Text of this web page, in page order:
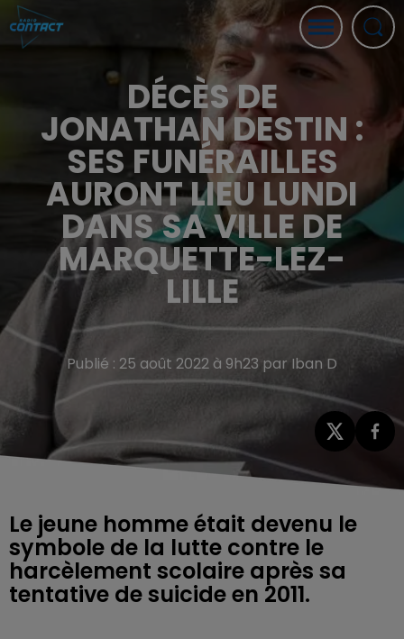
DÉCÈS DE
JONATHAN DESTIN :
SES FUNÉRAILLES
AURONT LIEU LUNDI
DANS SA VILLE DE
MARQUETTE-LEZ-
LILLE
Publié : 25 août 2022 à 9h23 par Iban D
Le jeune homme était devenu le
symbole de la lutte contre le
harcèlement scolaire après sa
tentative de suicide en 2011.